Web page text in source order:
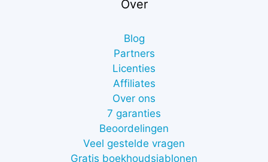
Over
Blog
Partners
Licenties
Affiliates
Over ons
7 garanties
Beoordelingen
Veel gestelde vragen
Gratis boekhoudsjablonen